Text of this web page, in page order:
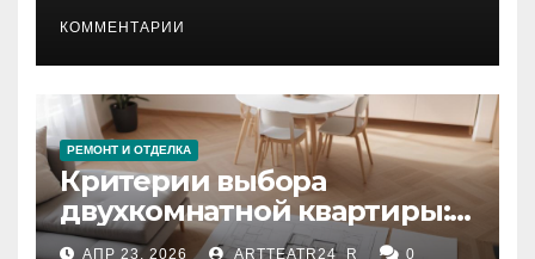
КОММЕНТАРИИ
РЕМОНТ И ОТДЕЛКА
Критерии выбора
двухкомнатной квартиры:
планировка, площадь,
АПР 23, 2026 ARTTEATR24_R 0